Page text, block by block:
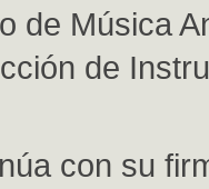
de Música
de
con su